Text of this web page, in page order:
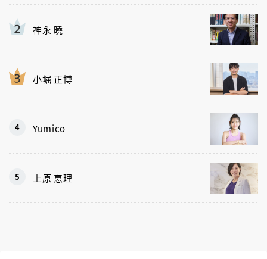
神永 曉
小堀 正博
Yumico
上原 恵理